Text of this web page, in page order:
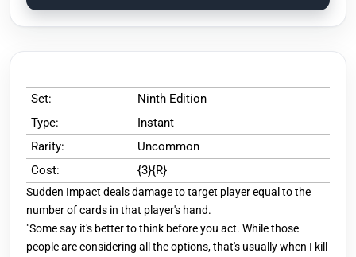
Set:
Ninth Edition
Type:
Instant
Rarity:
Uncommon
Cost:
{3}{R}
Sudden Impact deals damage to target player equal to the
number of cards in that player's hand.
"Some say it's better to think before you act. While those
people are considering all the options, that's usually when I kill